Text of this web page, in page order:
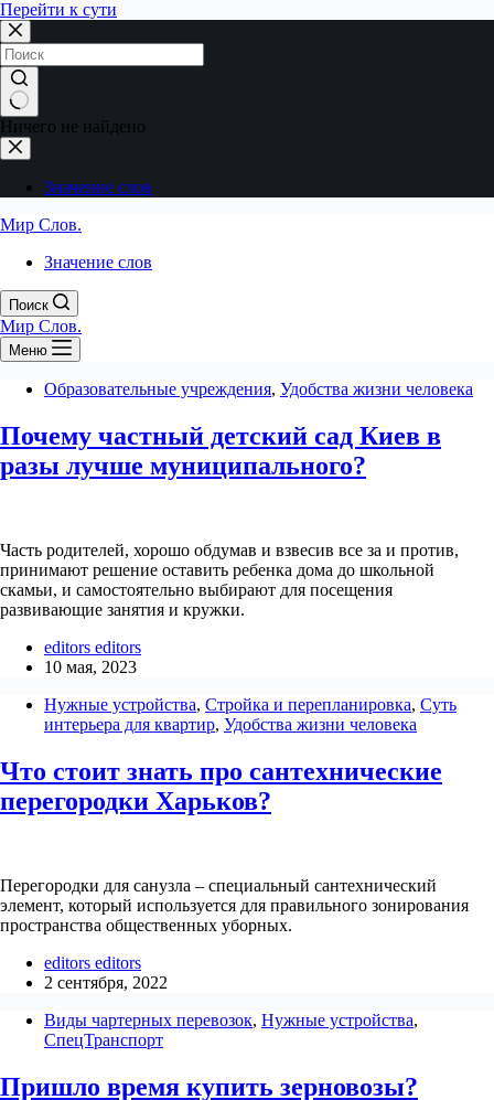
Перейти к сути
Ничего не найдено
Значение слов
Мир Слов.
Значение слов
Поиск
Мир Слов.
Меню
Образовательные учреждения, Удобства жизни человека
Почему частный детский сад Киев в
разы лучше муниципального?
Часть родителей, хорошо обдумав и взвесив все за и против,
принимают решение оставить ребенка дома до школьной
скамьи, и самостоятельно выбирают для посещения
развивающие занятия и кружки.
editors editors
10 мая, 2023
Нужные устройства, Стройка и перепланировка, Суть
интерьера для квартир, Удобства жизни человека
Что стоит знать про сантехнические
перегородки Харьков?
Перегородки для санузла – специальный сантехнический
элемент, который используется для правильного зонирования
пространства общественных уборных.
editors editors
2 сентября, 2022
Виды чартерных перевозок, Нужные устройства,
СпецТранспорт
Пришло время купить зерновозы?